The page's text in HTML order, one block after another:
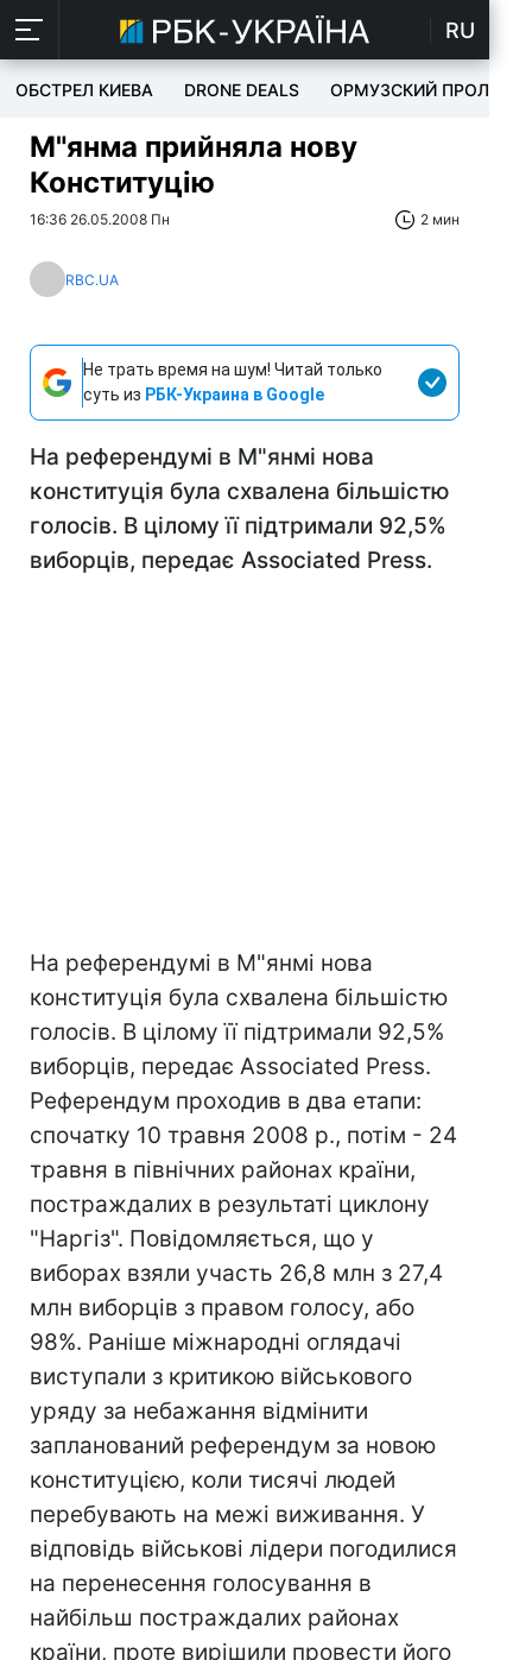
RU
ОБСТРЕЛ КИЕВА DRONE DEALS ОРМУЗСКИЙ ПРОЛИВ
М"янма прийняла нову
Конституцію
16:36 26.05.2008 Пн 2 мин
RBC.UA
Не трать время на шум! Читай только
суть из РБК-Украина в Google
На референдумі в М"янмі нова
конституція була схвалена більшістю
голосів. В цілому її підтримали 92,5%
виборців, передає Associated Press.
На референдумі в М"янмі нова
конституція була схвалена більшістю
голосів. В цілому її підтримали 92,5%
виборців, передає Associated Press.
Референдум проходив в два етапи:
спочатку 10 травня 2008 р., потім - 24
травня в північних районах країни,
постраждалих в результаті циклону
"Наргіз". Повідомляється, що у
виборах взяли участь 26,8 млн з 27,4
млн виборців з правом голосу, або
98%. Раніше міжнародні оглядачі
виступали з критикою військового
уряду за небажання відмінити
запланований референдум за новою
конституцією, коли тисячі людей
перебувають на межі виживання. У
відповідь військові лідери погодилися
на перенесення голосування в
найбільш постраждалих районах
країни, проте вирішили провести його